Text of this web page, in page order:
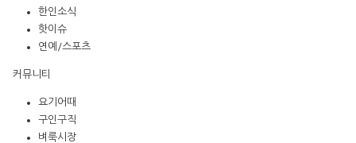
한인소식
핫이슈
연예/스포츠
커뮤니티
요기어때
구인구직
벼룩시장